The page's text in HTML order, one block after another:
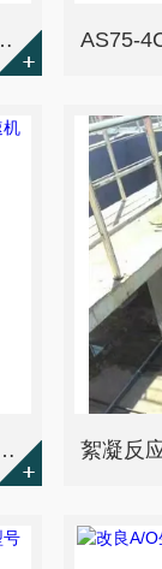
轮带撕裂功能 AS75-
1500型 SEW减速机